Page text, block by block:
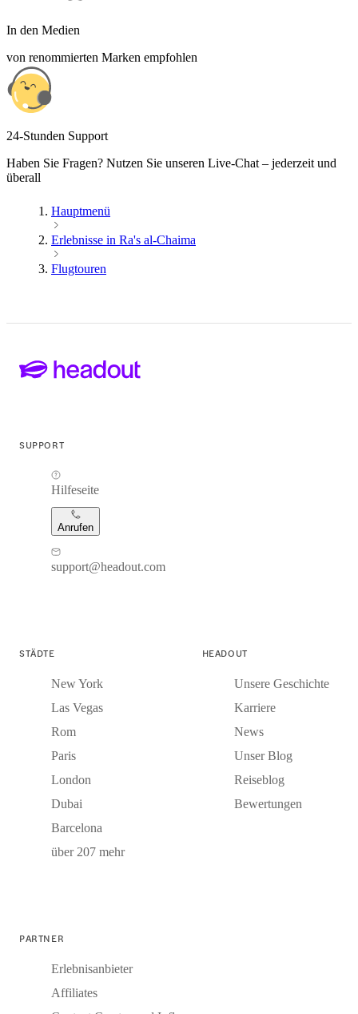
In den Medien
von renommierten Marken empfohlen
24-Stunden Support
Haben Sie Fragen? Nutzen Sie unseren Live-Chat – jederzeit und
überall
Hauptmenü
Erlebnisse in Ra's al-Chaima
Flugtouren
SUPPORT
Hilfeseite
Anrufen
support@headout.com
STÄDTE
New York
Las Vegas
Rom
Paris
London
Dubai
Barcelona
über 207 mehr
HEADOUT
Unsere Geschichte
Karriere
News
Unser Blog
Reiseblog
Bewertungen
PARTNER
Erlebnisanbieter
Affiliates